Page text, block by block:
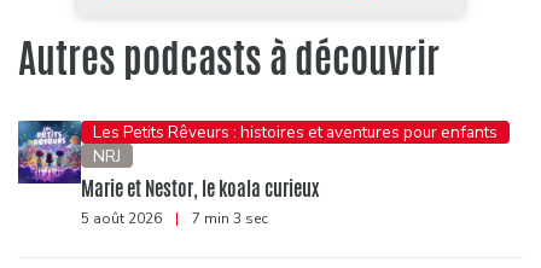
Autres podcasts à découvrir
Les Petits Rêveurs : histoires et aventures pour enfants
NRJ
Marie et Nestor, le koala curieux
5 août 2026 | 7 min 3 sec